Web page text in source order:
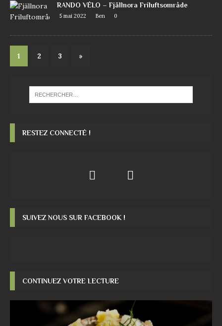
RANDO VÉLO – Fjällnora Friluftsområde
5 mai 2022 Ben 0
1 2 3 »
RESTEZ CONNECTÉ !
SUIVEZ NOUS SUR FACEBOOK !
CONTINUEZ VOTRE LECTURE